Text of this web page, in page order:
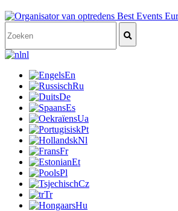
nl
En
Ru
De
Es
Ua
Pt
Nl
Fr
Et
Pl
Cz
Tr
Hu